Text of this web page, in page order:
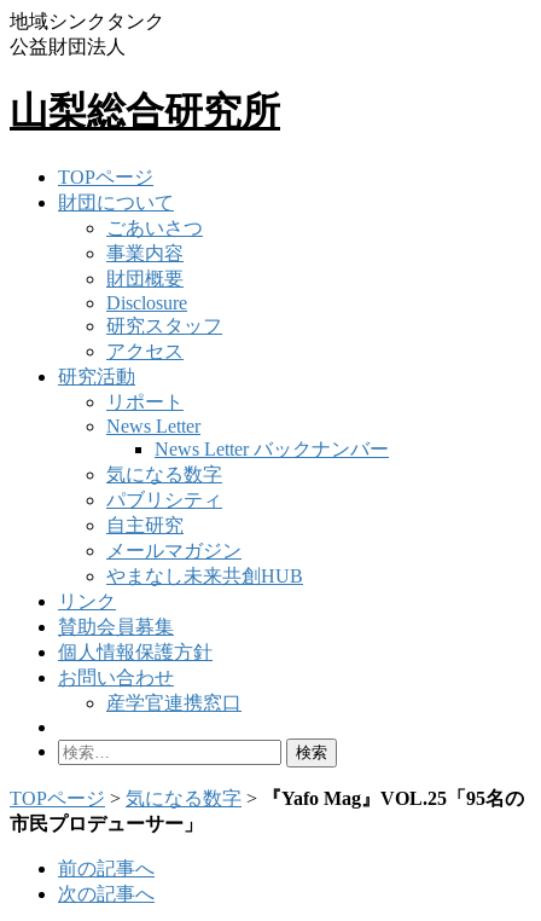
地域シンクタンク
公益財団法人
山梨総合研究所
TOPページ
財団について
ごあいさつ
事業内容
財団概要
Disclosure
研究スタッフ
アクセス
研究活動
リポート
News Letter
News Letter バックナンバー
気になる数字
パブリシティ
自主研究
メールマガジン
やまなし未来共創HUB
リンク
賛助会員募集
個人情報保護方針
お問い合わせ
産学官連携窓口
検
TOPページ > 気になる数字 >
『Yafo Mag』VOL.25「95名の
市民プロデューサー」
前の記事へ
次の記事へ